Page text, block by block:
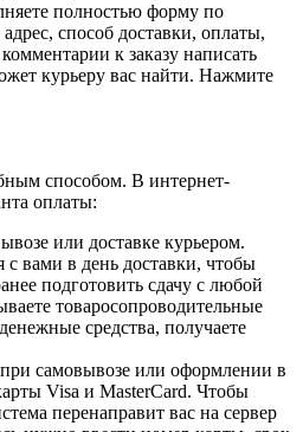
полностью форму по
способ доставки, оплаты,
к заказу написать
курьеру вас найти. Нажмите
способом. В интернет-
оплаты:
или доставке курьером.
с вами в день доставки, чтобы
подготовить сдачу с любой
товаросопроводительные
средства, получаете
самовывозе или оформлении в
Visa и MasterCard. Чтобы
перенаправит вас на сервер